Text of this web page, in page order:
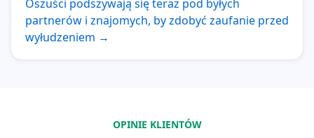
Oszuści podszywają się teraz pod byłych
partnerów i znajomych, by zdobyć zaufanie przed
wyłudzeniem →
OPINIE KLIENTÓW